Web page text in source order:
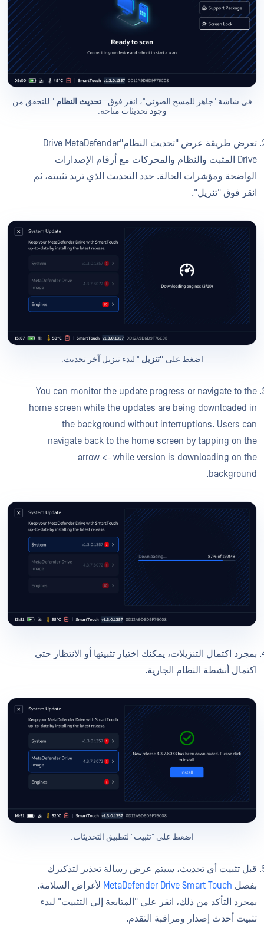
في شاشة "جاهز للمسح الضوئي"، انقر فوق "تحديث النظام " للتحقق من
وجود تحديثات متاحة.
تعرض طريقة عرض "تحديث النظام"Drive MetaDefender
Drive المثبت والنظام والمحركات مع أرقام الإصدارات
الواضحة ومؤشرات الحالة. حدد التحديث الذي تريد تثبيته، ثم
انقر فوق "تنزيل".
اضغط على "تنزيل " لبدء تنزيل آخر تحديث.
You can monitor the update progress or navigate to the
home screen while the updates are being downloaded in
the background without interruptions. Users can
navigate back to the home screen by tapping on the
arrow <- while version is downloading on the
background.
بمجرد اكتمال التنزيلات، يمكنك اختيار تثبيتها أو الانتظار حتى
اكتمال أنشطة النظام الجارية.
اضغط على "تثبيت" لتطبيق التحديثات.
قبل تثبيت أي تحديث، سيتم عرض رسالة تحذير لتذكيرك
بفصل MetaDefender Drive Smart Touch لأغراض السلامة.
بمجرد التأكد من ذلك، انقر على "المتابعة إلى التثبيت" لبدء
تثبيت أحدث إصدار ومراقبة التقدم.